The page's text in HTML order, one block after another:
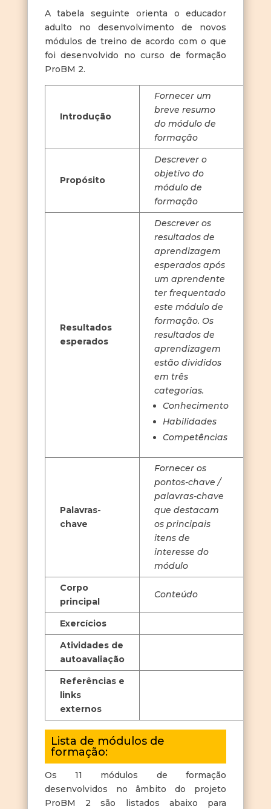
A tabela seguinte orienta o educador
adulto no desenvolvimento de novos
módulos de treino de acordo com o que
foi desenvolvido no curso de formação
ProBM 2.
Introdução
Fornecer um
breve resumo
do módulo de
formação
Propósito
Descrever o
objetivo do
módulo de
formação
Resultados
esperados
Descrever os
resultados de
aprendizagem
esperados após
um aprendente
ter frequentado
este módulo de
formação. Os
resultados de
aprendizagem
estão divididos
em três
categorias.
Conhecimento
Habilidades
Competências
Palavras-
chave
Fornecer os
pontos-chave /
palavras-chave
que destacam
os principais
itens de
interesse do
módulo
Corpo
principal
Conteúdo
Exercícios
Atividades de
autoavaliação
Referências e
links
externos
Lista de módulos de
formação:
Os 11 módulos de formação
desenvolvidos no âmbito do projeto
ProBM 2 são listados abaixo para